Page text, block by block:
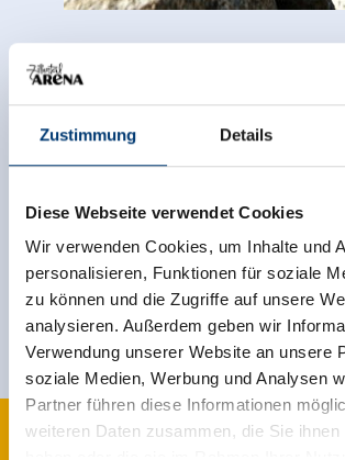
Zustimmung Details
Diese Webseite verwendet Cookies
Wir verwenden Cookies, um Inhalte und
personalisieren, Funktionen für soziale
zu können und die Zugriffe auf unsere
analysieren. Außerdem geben wir
Verwendung unserer Website an unsere
soziale Medien, Werbung und Analysen
Partner führen diese Informationen
weiteren Daten zusammen, die Sie ihnen
Jetzt für den
anmelden!
Anmelden